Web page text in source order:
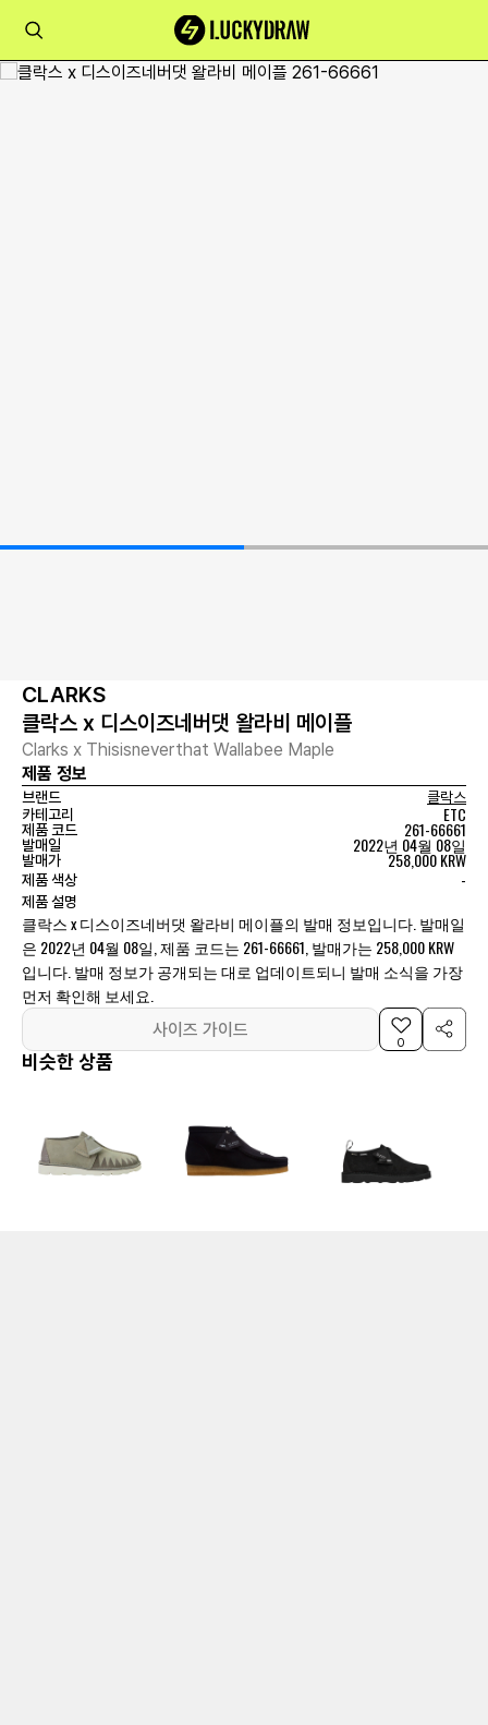
CLARKS
클락스 x 디스이즈네버댓 왈라비 메이플
Clarks x Thisisneverthat Wallabee Maple
제품 정보
브랜드
클락스
카테고리
ETC
제품 코드 261-66661
발매일 2022년 04월 08일
발매가 258,000 KRW
제품 색상 -
제품 설명
클락스 x 디스이즈네버댓 왈라비 메이플의 발매 정보입니다. 발매일
은 2022년 04월 08일, 제품 코드는 261-66661, 발매가는 258,000 KRW
입니다. 발매 정보가 공개되는 대로 업데이트되니 발매 소식을 가장
먼저 확인해 보세요.
사이즈 가이드
0
비슷한 상품